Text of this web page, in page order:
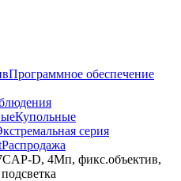
Программное обеспечение
Купольные
серия
Распродажа
D, 4Мп, фикс.объектив,